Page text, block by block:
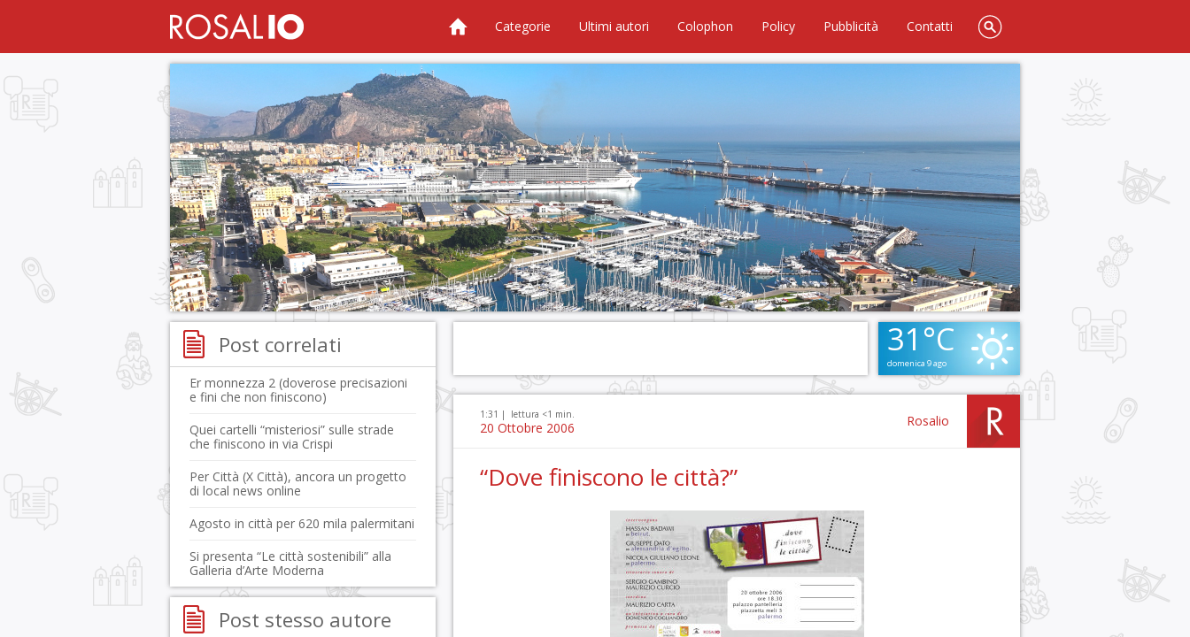
Categorie Ultimi autori Colophon Policy Pubblicità Contatti
31°C
domenica 9 ago
1:31 | lettura <1 min.
20 Ottobre 2006 Rosalio
“Dove finiscono le città?”
Post correlati
Er monnezza 2 (doverose precisazioni
e fini che non finiscono)
Quei cartelli “misteriosi” sulle strade
che finiscono in via Crispi
Per Città (X Città), ancora un progetto
di local news online
Agosto in città per 620 mila palermitani
Si presenta “Le città sostenibili” alla
Galleria d’Arte Moderna
Post stesso autore